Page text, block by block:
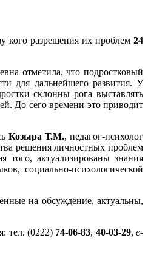
кого разрешения их проблем 24
отметила, что подростковый
для дальнейшего развития. У
склонны рога выставлять
До сего времени это приводит
Козыра Т.М., педагог-психолог
решения личностных проблем
того, актуализированы знания
социально-психологической
на обсуждение, актуальны,
тел. (0222) 74-06-83, 40-03-29,e-